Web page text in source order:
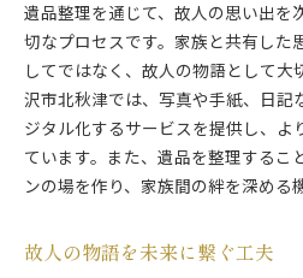
遺品整理を通じて、故人の思い出を
切なプロセスです。家族と共有した
してではなく、故人の物語として
沢市北秋津では、写真や手紙、日記
ジタル化するサービスを提供し、よ
ています。また、遺品を整理するこ
ンの場を作り、家族間の絆を深める
故人の物語を未来に繋ぐ工夫